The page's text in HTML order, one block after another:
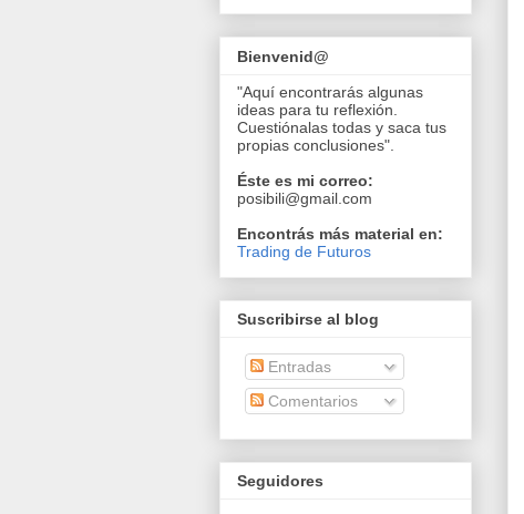
Bienvenid@
"Aquí encontrarás algunas
ideas para tu reflexión.
Cuestiónalas todas y saca tus
propias conclusiones".
Éste es mi correo:
posibili@gmail.com
Encontrás más material en:
Trading de Futuros
Suscribirse al blog
Entradas
Comentarios
Seguidores